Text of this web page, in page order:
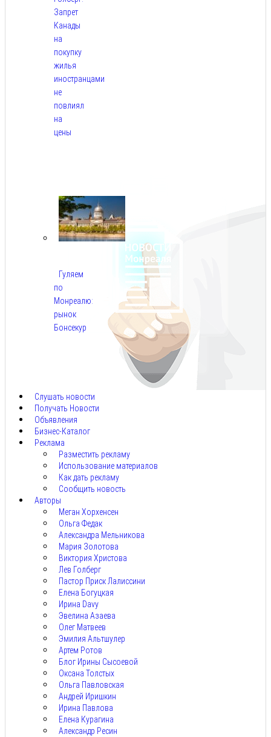
Запрет
Канады
на
покупку
жилья
иностранцами
не
повлиял
на
цены
Гуляем
по
Монреалю:
рынок
Бонсекур
Слушать новости
Получать Новости
Объявления
Бизнес-Каталог
Реклама
Разместить рекламу
Использование материалов
Как дать рекламу
Сообщить новость
Авторы
Меган Хорхенсен
Ольга Федак
Александра Мельникова
Мария Золотова
Виктория Христова
Лев Голберг
Пастор Приск Лалиссини
Елена Богуцкая
Ирина Davy
Эвелина Азаева
Олег Матвеев
Эмилия Альтшулер
Артем Ротов
Блог Ирины Сысоевой
Оксана Толстых
Ольга Павловская
Андрей Иришкин
Ирина Павлова
Елена Курагина
Александр Ресин